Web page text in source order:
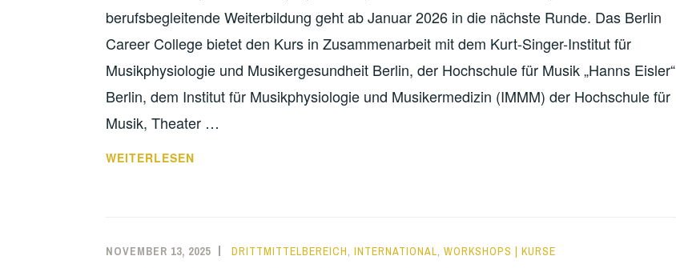
berufsbegleitende Weiterbildung geht ab Januar 2026 in die nächste Runde. Das Berlin
Career College bietet den Kurs in Zusammenarbeit mit dem Kurt-Singer-Institut für
Musikphysiologie und Musikergesundheit Berlin, der Hochschule für Musik „Hanns Eisler“
Berlin, dem Institut für Musikphysiologie und Musikermedizin (IMMM) der Hochschule für
Musik, Theater …
ZERTIFIKATSKURS
WEITERLESEN
NOVEMBER 13, 2025 DRITTMITTELBEREICH, INTERNATIONAL, WORKSHOPS | KURSE